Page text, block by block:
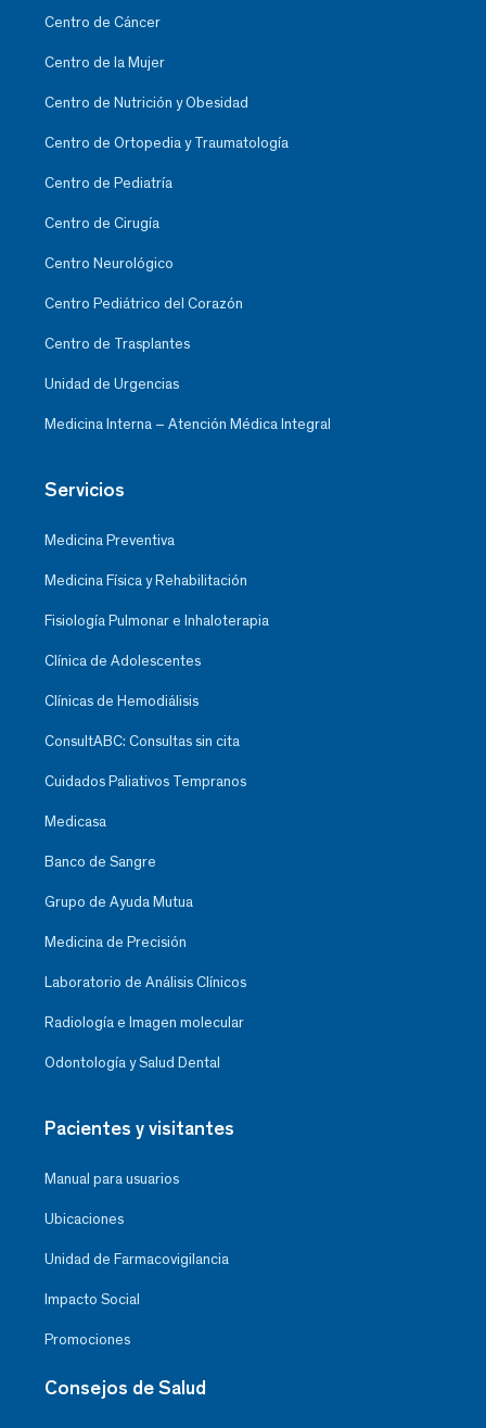
Centro de Cáncer
Centro de la Mujer
Centro de Nutrición y Obesidad
Centro de Ortopedia y Traumatología
Centro de Pediatría
Centro de Cirugía
Centro Neurológico
Centro Pediátrico del Corazón
Centro de Trasplantes
Unidad de Urgencias
Medicina Interna – Atención Médica Integral
Servicios
Medicina Preventiva
Medicina Física y Rehabilitación
Fisiología Pulmonar e Inhaloterapia
Clínica de Adolescentes
Clínicas de Hemodiálisis
ConsultABC: Consultas sin cita
Cuidados Paliativos Tempranos
Medicasa
Banco de Sangre
Grupo de Ayuda Mutua
Medicina de Precisión
Laboratorio de Análisis Clínicos
Radiología e Imagen molecular
Odontología y Salud Dental
Pacientes y visitantes
Manual para usuarios
Ubicaciones
Unidad de Farmacovigilancia
Impacto Social
Promociones
Consejos de Salud